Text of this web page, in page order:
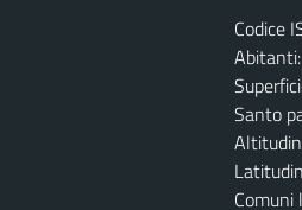
Codice
Abitanti:
Santo